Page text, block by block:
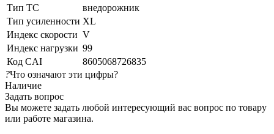
Тип ТС
внедорожник
Тип усиленности XL
Индекс скорости V
Индекс нагрузки 99
Код CAI
8605068726835
?Что означают эти цифры?
Наличие
Задать вопрос
Вы можете задать любой интересующий вас вопрос по товару
или работе магазина.